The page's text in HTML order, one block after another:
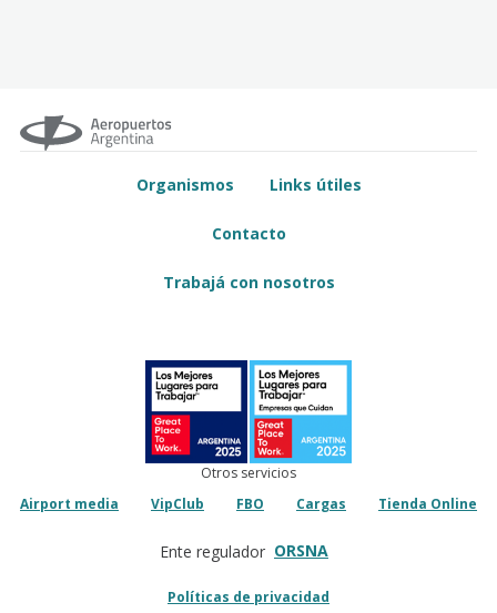
Organismos Links útiles
Contacto
Trabajá con nosotros
Otros servicios
Airport media
VipClub FBO Cargas Tienda Online
Ente regulador ORSNA
Políticas de privacidad